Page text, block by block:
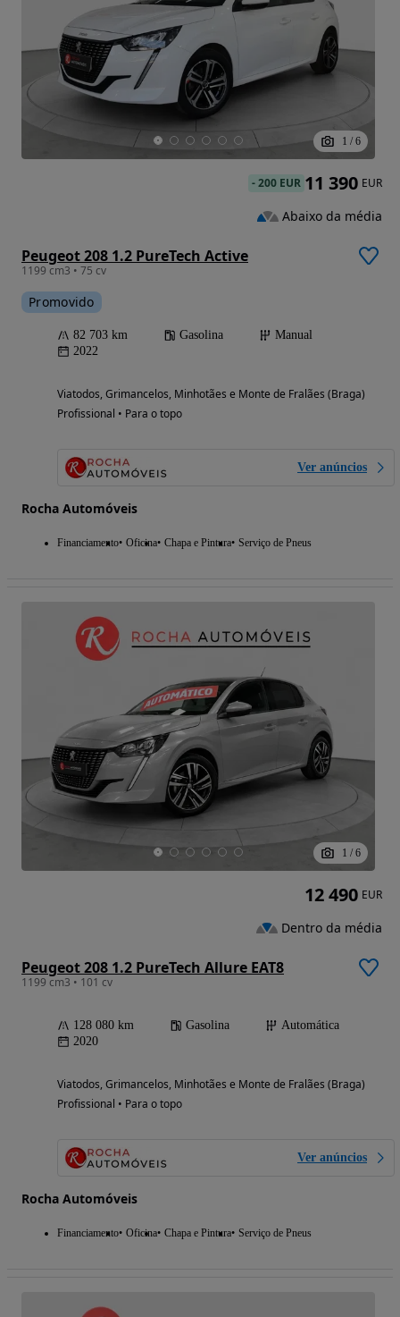
1 / 6
Peugeot 208 1.2 PureTech Active
1199 cm3 • 75 cv
Promovido
82 703 km Gasolina
Manual
2022
Viatodos, Grimancelos, Minhotães e Monte de Fralães (Braga)
Profissional • Para o topo
Ver anúncios
Rocha Automóveis
Financiamento Oficina Chapa e Pintura Serviço de Pneus
-200 EUR 11 390 EUR
Abaixo da média
1 / 6
Peugeot 208 1.2 PureTech Allure EAT8
1199 cm3 • 101 cv
128 080 km Gasolina
Automática
2020
Viatodos, Grimancelos, Minhotães e Monte de Fralães (Braga)
Profissional • Para o topo
Ver anúncios
Rocha Automóveis
Financiamento Oficina Chapa e Pintura Serviço de Pneus
12 490 EUR
Dentro da média